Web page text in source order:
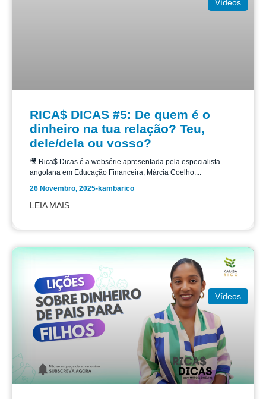
Vídeos
RICA$ DICAS #5: De quem é o
dinheiro na tua relação? Teu,
dele/dela ou vosso?
🎥 Rica$ Dicas é a websérie apresentada pela especialista
angolana em Educação Financeira, Márcia Coelho....
26 Novembro, 2025-kambarico
LEIA MAIS
Vídeos